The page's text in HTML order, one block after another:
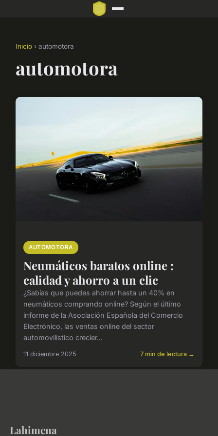
Inicio › automotora
automotora
AUTOMOTORA
Neumáticos baratos online :
calidad y ahorro a un clic
¿Sabías que puedes ahorrar hasta un 40% en
neumáticos comprando online? Según el último
informe de la Asociación Española del Comercio
Electrónico, las ventas online del sector
automovilístico crecier...
11 diciembre 2025 7 min de lectura →
Lahimena